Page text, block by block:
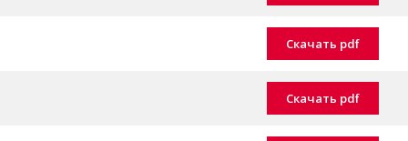
Скачать pdf
Скачать pdf